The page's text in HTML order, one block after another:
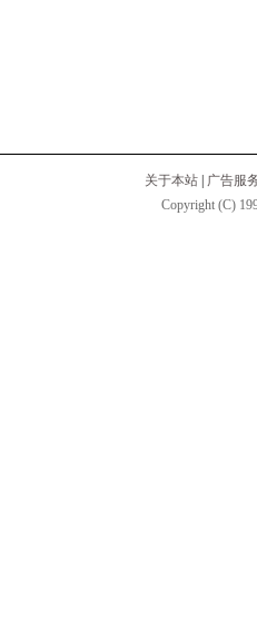
关于本站
广告服
Copyright (C)